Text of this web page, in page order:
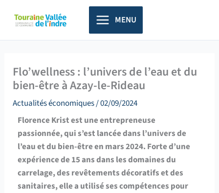
principal
MENU
Flo’wellness : l’univers de l’eau et du
bien-être à Azay-le-Rideau
Actualités économiques/02/09/2024
Florence Krist est une entrepreneuse
passionnée, qui s’est lancée dans l’univers de
l’eau et du bien-être en mars 2024. Forte d’une
expérience de 15 ans dans les domaines du
carrelage, des revêtements décoratifs et des
sanitaires, elle a utilisé ses compétences pour